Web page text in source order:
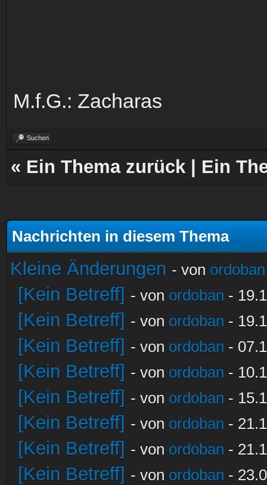
M.f.G.: Zacharas
Suchen
« Ein Thema zurück Ein
Nachrichten in diesem Thema
Kleine Änderungen - von ordoban
[Kein Betreff] - von ordoban -
[Kein Betreff] - von ordoban -
[Kein Betreff] - von ordoban -
[Kein Betreff] - von ordoban -
[Kein Betreff] - von ordoban -
[Kein Betreff] - von ordoban -
[Kein Betreff] - von ordoban -
[Kein Betreff] - von ordoban -